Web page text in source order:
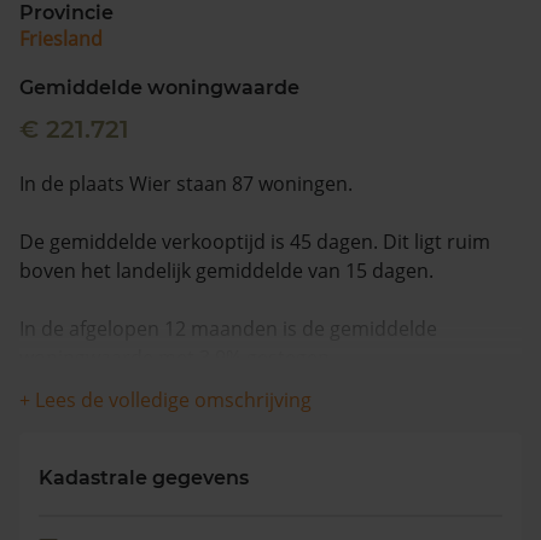
088 220 4200
Maandag t/m vrijdag - 08:00 -18:00
Provincie
Friesland
Gemiddelde woningwaarde
€ 221.721
In de plaats Wier staan 87 woningen.
De gemiddelde verkooptijd is 45 dagen. Dit ligt ruim
boven het landelijk gemiddelde van 15 dagen.
In de afgelopen 12 maanden is de gemiddelde
+ Lees de volledige omschrijving
Kadastrale gegevens